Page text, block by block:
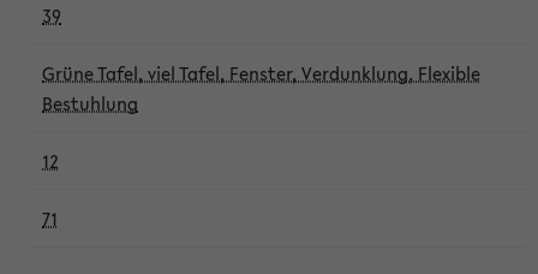
39
Grüne Tafel, viel Tafel, Fenster, Verdunklung, Flexible
Bestuhlung
12
71